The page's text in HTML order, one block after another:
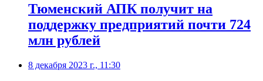
Тюменский АПК получит на
поддержку предприятий почти 724
млн рублей
8 декабря 2023 г., 11:30